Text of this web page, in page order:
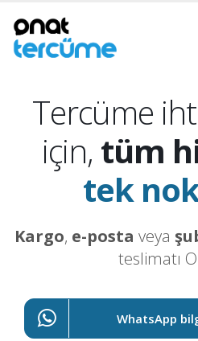
Tercüme
için, tüm
tek
Kargo, e-posta veya
teslimatı
WhatsApp